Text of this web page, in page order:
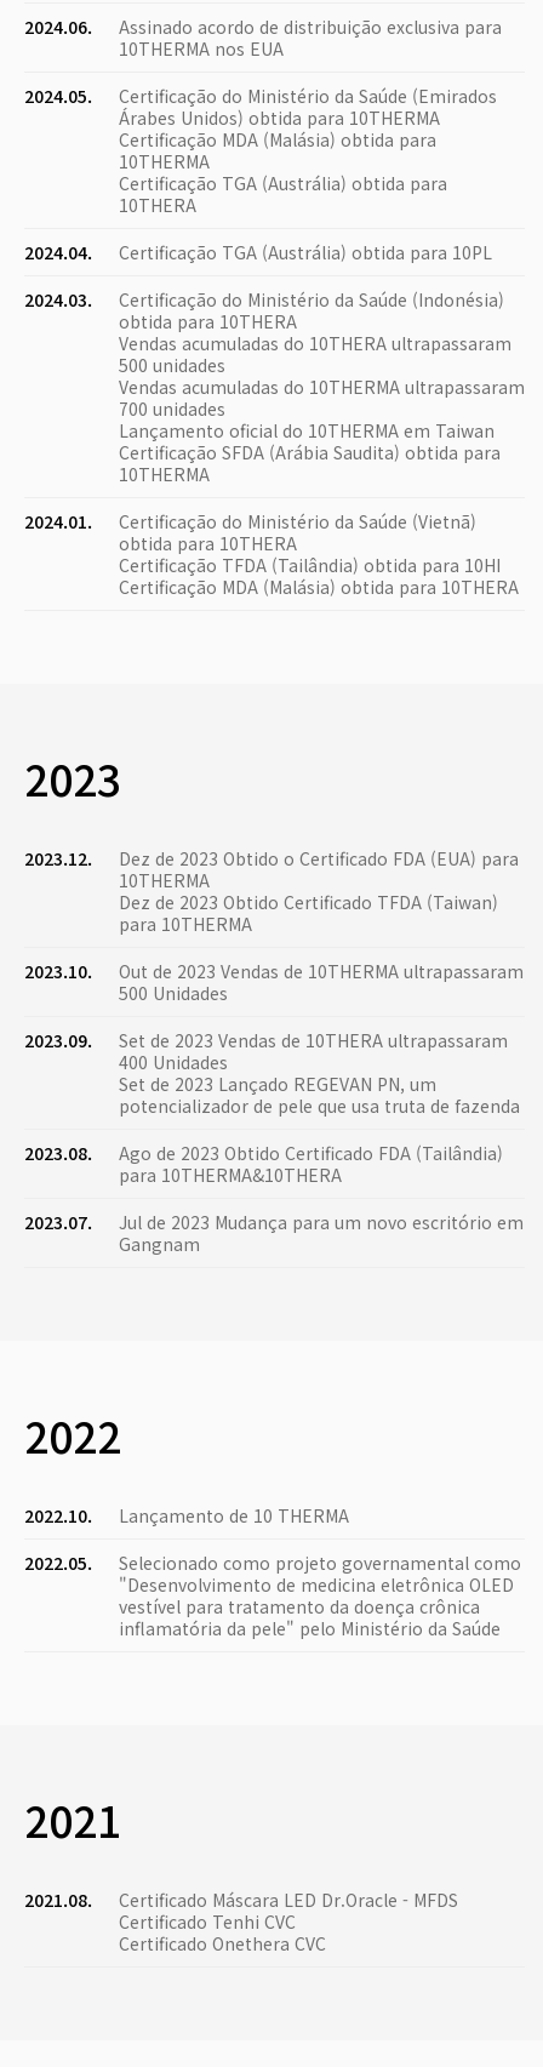
2024.06.
Assinado acordo de distribuição exclusiva para
10THERMA nos EUA
2024.05.
Certificação do Ministério da Saúde (Emirados
Árabes Unidos) obtida para 10THERMA
Certificação MDA (Malásia) obtida para
10THERMA
Certificação TGA (Austrália) obtida para
10THERA
2024.04.
Certificação TGA (Austrália) obtida para 10PL
2024.03.
Certificação do Ministério da Saúde (Indonésia)
obtida para 10THERA
Vendas acumuladas do 10THERA ultrapassaram
500 unidades
Vendas acumuladas do 10THERMA ultrapassaram
700 unidades
Lançamento oficial do 10THERMA em Taiwan
Certificação SFDA (Arábia Saudita) obtida para
10THERMA
2024.01.
Certificação do Ministério da Saúde (Vietnã)
obtida para 10THERA
Certificação TFDA (Tailândia) obtida para 10HI
Certificação MDA (Malásia) obtida para 10THERA
2023
2023.12.
Dez de 2023 Obtido o Certificado FDA (EUA) para
10THERMA
Dez de 2023 Obtido Certificado TFDA (Taiwan)
para 10THERMA
2023.10.
Out de 2023 Vendas de 10THERMA ultrapassaram
500 Unidades
2023.09.
Set de 2023 Vendas de 10THERA ultrapassaram
400 Unidades
Set de 2023 Lançado REGEVAN PN, um
potencializador de pele que usa truta de fazenda
2023.08.
Ago de 2023 Obtido Certificado FDA (Tailândia)
para 10THERMA&10THERA
2023.07.
Jul de 2023 Mudança para um novo escritório em
Gangnam
2022
2022.10.
Lançamento de 10 THERMA
2022.05.
Selecionado como projeto governamental como
"Desenvolvimento de medicina eletrônica OLED
vestível para tratamento da doença crônica
inflamatória da pele" pelo Ministério da Saúde
2021
2021.08.
Certificado Máscara LED Dr.Oracle - MFDS
Certificado Tenhi CVC
Certificado Onethera CVC